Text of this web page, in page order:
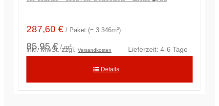
287,60 € / Paket (= 3.346m²)
85,95 € / m²
inkl. MwSt. zzgl. Versandkosten Lieferzeit: 4-6 Tage
Details